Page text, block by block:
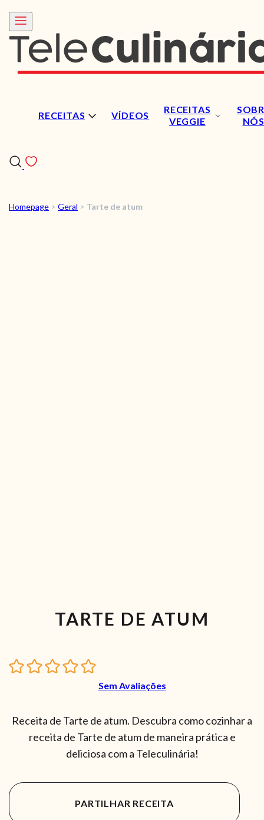
RECEITAS VÍDEOS
RECEITAS
VEGGIE
NÓS
RECEITAS
Homepage > Geral > Tarte de atum
TARTE DE ATUM
Sem Avaliações
Receita de Tarte de atum. Descubra como cozinhar a
receita de Tarte de atum de maneira prática e
deliciosa com a Teleculinária!
PARTILHAR RECEITA